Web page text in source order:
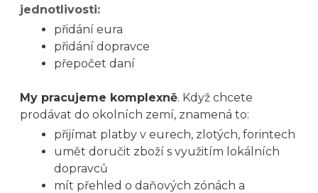
jednotlivosti:
přidání eura
přidání dopravce
přepočet daní
My pracujeme komplexně. Když chcete
prodávat do okolních zemí, znamená to:
přijímat platby v eurech, zlotých, forintech
umět doručit zboží s využitím lokálních
dopravců
mít přehled o daňových zónách a